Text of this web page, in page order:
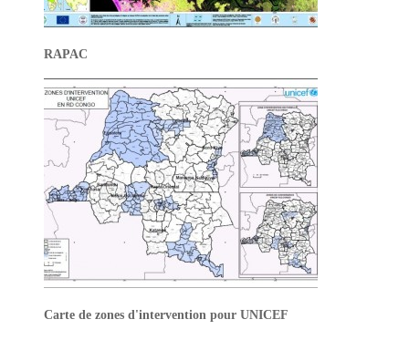
RAPAC
Carte de zones d'intervention pour UNICEF